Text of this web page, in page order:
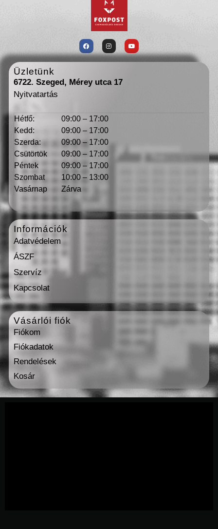
Üzletünk
6722. Szeged, Mérey utca 17
Nyitvatartás
Hétfő:
09:00 – 17:00
Kedd:
09:00 – 17:00
Szerda:
09:00 – 17:00
Csütörtök
09:00 – 17:00
Péntek
09:00 – 17:00
Szombat
10:00 – 13:00
Vasárnap
Zárva
Információk
Adatvédelem
ÁSZF
Szervíz
Kapcsolat
Vásárlói fiók
Fiókom
Fiókadatok
Rendelések
Kosár